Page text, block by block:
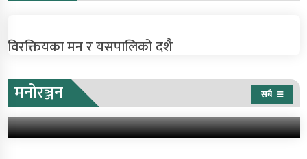
विरक्तियका मन र यसपालिको दशै
मनोरञ्जन सबै
फेसबुकमा समस्या, एकाएक
प्रयोगकर्ताको प्रोफाइल लगआउट